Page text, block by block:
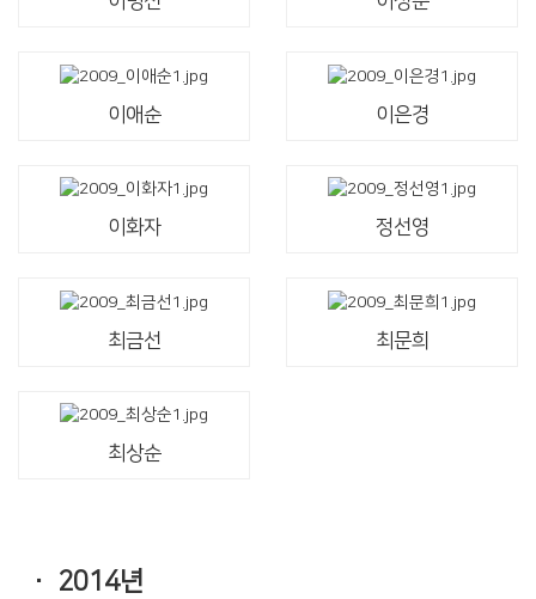
이애순 이은경
이화자 정선영
최금선 최문희
최상순
· 2014년